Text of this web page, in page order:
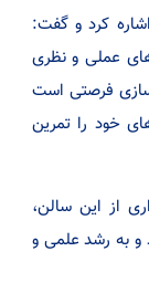
کرد و گفت:
عملی و نظری
فرصتی است
خود را تمرین
از این سالن،
و به رشد علمی و